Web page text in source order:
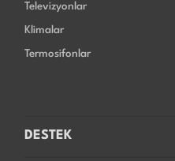
Televizyonlar
Klimalar
Termosifonlar
DESTEK